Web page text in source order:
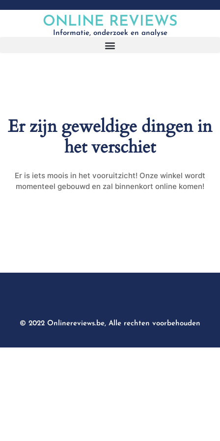
ONLINE REVIEWS
Informatie, onderzoek en analyse
Er zijn geweldige dingen in
het verschiet
Er is iets moois in het vooruitzicht! Onze winkel wordt
momenteel gebouwd en zal binnenkort online komen!
© 2022 Onlinereviews.be, Alle rechten voorbehouden